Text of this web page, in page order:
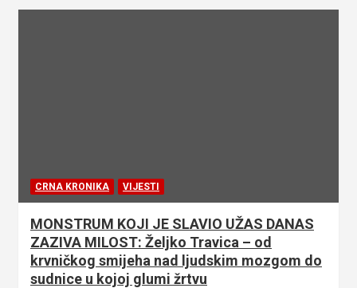
CRNA KRONIKA VIJESTI
MONSTRUM KOJI JE SLAVIO UŽAS DANAS
ZAZIVA MILOST: Željko Travica – od
krvničkog smijeha nad ljudskim mozgom do
sudnice u kojoj glumi žrtvu